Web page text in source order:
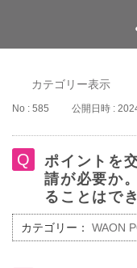
WAON POINT
カテゴリー表示
No : 585 公開日時 :
ポイントを
請が必要か
ることはで
カテゴリー： WAON